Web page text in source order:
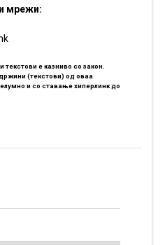
мрежи:
е казниво со закон.
(текстови) од оваа
и со ставање хиперлинк до